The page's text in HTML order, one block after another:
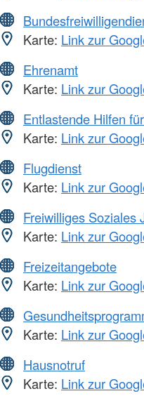
Karte: Link zur
Ehrenamt
Karte: Link zur
Entlastende Hilfen
Karte: Link zur
Flugdienst
Karte: Link zur
Freiwilliges Soziales
Karte: Link zur
Freizeitangebote
Karte: Link zur
Karte: Link zur
Hausnotruf
Karte: Link zur